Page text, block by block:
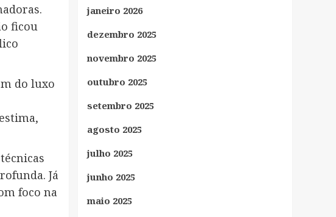
ficou
do luxo
Já
foco na
janeiro 2026
dezembro 2025
novembro 2025
outubro 2025
setembro 2025
agosto 2025
julho 2025
junho 2025
maio 2025